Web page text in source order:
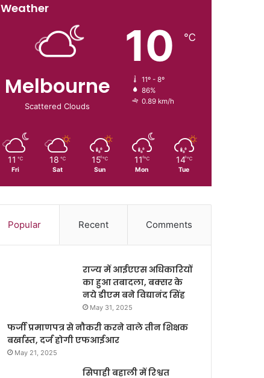
Weather
Melbourne
Scattered Clouds
10 ℃
11º - 8º
86%
0.89 km/h
11 ℃
Fri
18 ℃
Sat
15 ℃
Sun
11 ℃
Mon
14 ℃
Tue
Popular Recent Comments
राज्य में आईएएस अधिकारियों
का हुआ तबादला, बक्सर के
नये डीएम बने विद्यानंद सिंह
May 31, 2025
फर्जी प्रमाणपत्र से नौकरी करने वाले तीन शिक्षक
बर्खास्त, दर्ज होगी एफआईआर
May 21, 2025
सिपाही बहाली में रिश्वत